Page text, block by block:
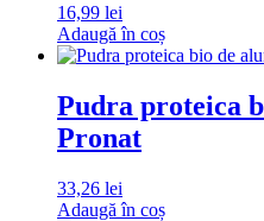
16,99 lei
Adaugă în coș
Pudra proteica
Pronat
33,26 lei
Adaugă în coș